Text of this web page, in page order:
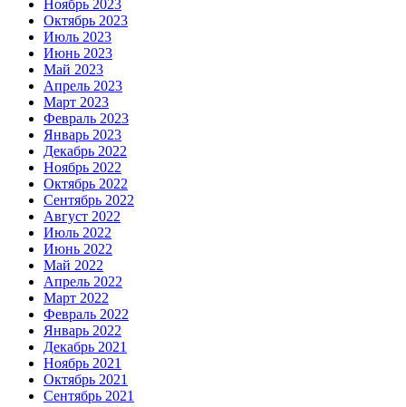
Ноябрь 2023
Октябрь 2023
Июль 2023
Июнь 2023
Май 2023
Апрель 2023
Март 2023
Февраль 2023
Январь 2023
Декабрь 2022
Ноябрь 2022
Октябрь 2022
Сентябрь 2022
Август 2022
Июль 2022
Июнь 2022
Май 2022
Апрель 2022
Март 2022
Февраль 2022
Январь 2022
Декабрь 2021
Ноябрь 2021
Октябрь 2021
Сентябрь 2021